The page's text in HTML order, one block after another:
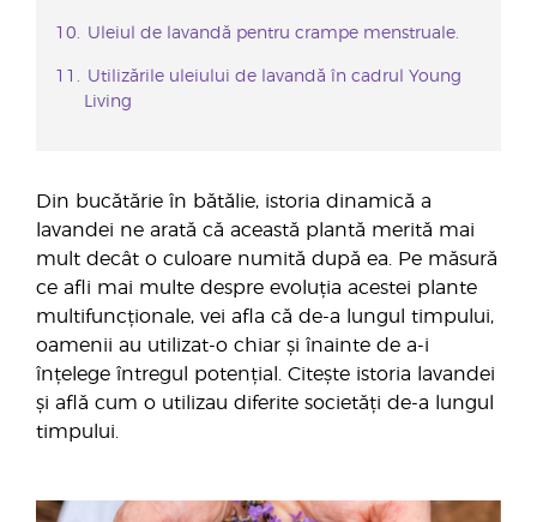
Uleiul de lavandă pentru crampe menstruale.
Utilizările uleiului de lavandă în cadrul Young
Living
Din bucătărie în bătălie, istoria dinamică a
lavandei ne arată că această plantă merită mai
mult decât o culoare numită după ea. Pe măsură
ce afli mai multe despre evoluția acestei plante
multifuncționale, vei afla că de-a lungul timpului,
oamenii au utilizat-o chiar și înainte de a-i
înțelege întregul potențial. Citește istoria lavandei
și află cum o utilizau diferite societăți de-a lungul
timpului.